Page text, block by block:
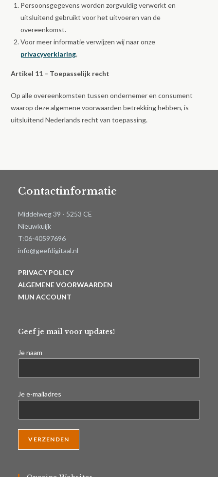
Persoonsgegevens worden zorgvuldig verwerkt en
uitsluitend gebruikt voor het uitvoeren van de
overeenkomst.
Voor meer informatie verwijzen wij naar onze
privacyverklaring.
Artikel 11 – Toepasselijk recht
Op alle overeenkomsten tussen ondernemer en consument
waarop deze algemene voorwaarden betrekking hebben, is
uitsluitend Nederlands recht van toepassing.
Contactinformatie
Middelweg 39 - 5253 CE
Nieuwkuijk
T:06-40597696
info@geefdigitaal.nl
PRIVACY POLICY
ALGEMENE VOORWAARDEN
MIJN ACCOUNT
Geef je mail voor updates!
Je naam
Je e-mailadres